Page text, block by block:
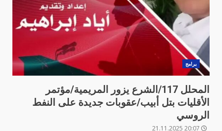
برامج
المحلل 117/الشرع يزور المريمية/مؤتمر
الأقليات بتل أبيب/عقوبات جديدة على النفط
الروسي